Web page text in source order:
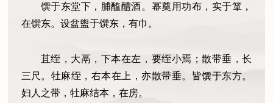
馔于东堂下，脯醢醴酒。幂奠用功布，实于箪，
在馔东。设盆盥于馔东，有巾。
苴绖，大鬲，下本在左，要绖小焉；散带垂，长
三尺。牡麻绖，右本在上，亦散带垂。皆馔于东方。
妇人之带，牡麻结本，在房。